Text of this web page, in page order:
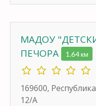
МАДОУ
ПЕЧОРА
1.64 км
169600,
12/А